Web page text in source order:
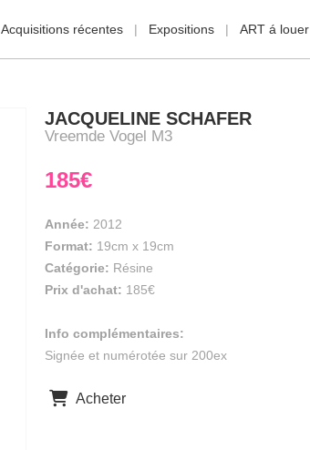
Acquisitions récentes Expositions ART á louer
JACQUELINE SCHAFER
Vreemde Vogel M3
185€
Année: 2012
Format: 19cm x 19cm
Catégorie: Résine
Prix d'achat: 185€
Info complémentaires:
Signée et numérotée sur 200ex
Acheter